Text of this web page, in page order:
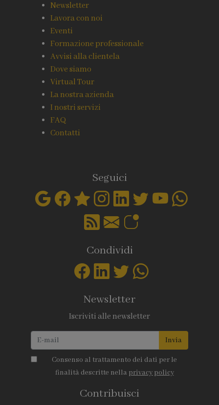
Newsletter
Lavora con noi
Eventi
Formazione professionale
Avvisi alla clientela
Dove siamo
Virtual Tour
La nostra azienda
I nostri servizi
FAQ
Contatti
Seguici
Condividi
Newsletter
Iscriviti alle newsletter
Invia
Consenso al trattamento dei dati per le
finalità descritte nella privacy policy
Contribuisci